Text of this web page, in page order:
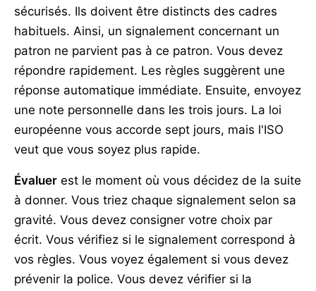
sécurisés. Ils doivent être distincts des cadres
habituels. Ainsi, un signalement concernant un
patron ne parvient pas à ce patron. Vous devez
répondre rapidement. Les règles suggèrent une
réponse automatique immédiate. Ensuite, envoyez
une note personnelle dans les trois jours. La loi
européenne vous accorde sept jours, mais l'ISO
veut que vous soyez plus rapide.
Évaluer est le moment où vous décidez de la suite
à donner. Vous triez chaque signalement selon sa
gravité. Vous devez consigner votre choix par
écrit. Vous vérifiez si le signalement correspond à
vos règles. Vous voyez également si vous devez
prévenir la police. Vous devez vérifier si la